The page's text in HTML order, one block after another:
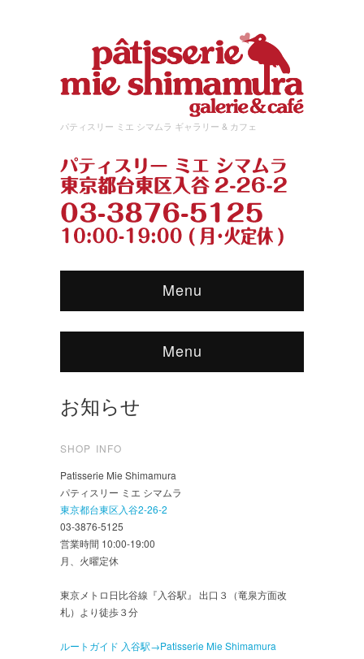
パティスリー ミエ シマムラ ギャラリー & カフェ
Menu
Menu
お知らせ
SHOP INFO
Patisserie Mie Shimamura
パティスリー ミエ シマムラ
東京都台東区入谷2-26-2
03-3876-5125
営業時間 10:00-19:00
月、火曜定休
東京メトロ日比谷線『入谷駅』 出口３（竜泉方面改
札）より徒歩３分
ルートガイド 入谷駅→Patisserie Mie Shimamura